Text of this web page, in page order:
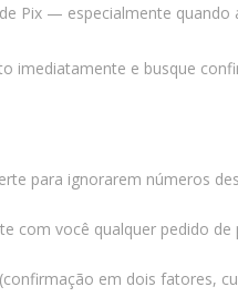
Pix — especialmente quando
imediatamente e busque
para ignorarem números
com você qualquer pedido
em dois fatores,